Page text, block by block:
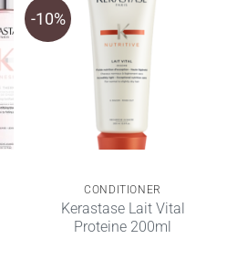
-10%
CONDITIONER
Kerastase Lait Vital
Proteine 200ml